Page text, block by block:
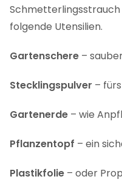
folgende Utensilien.
Gartenschere –
Stecklingspulver –
Gartenerde – wie
Pflanzentopf – ein
Plastikfolie – oder